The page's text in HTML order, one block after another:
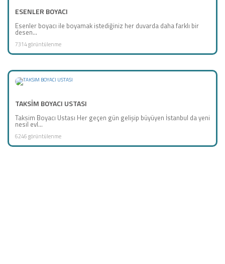
ESENLER BOYACI
Esenler boyacı ile boyamak istediğiniz her duvarda daha farklı bir
desen...
7314 görüntülenme
TAKSİM BOYACI USTASI
Taksim Boyacı Ustası Her geçen gün gelişip büyüyen İstanbul da yeni
nesil evl...
6246 görüntülenme